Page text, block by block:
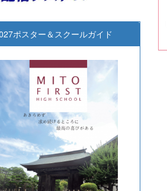
ポスター＆スクールガイド